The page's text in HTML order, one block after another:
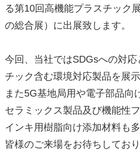
る第10回高機能プラスチック
の総合展）に出展致します。
今回、当社ではSDGsへの対
チック含む環境対応製品を展示
また5G基地局用や電子部品向
セラミックス製品及び機能性
インキ用樹脂向け添加材料も
皆様のご来場をお待ちしており